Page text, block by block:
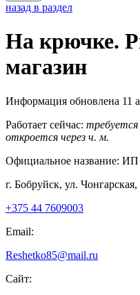
назад в раздел
На крючке.
магазин
Информация обновлена 11
Работает сейчас:
откроется через ч. м.
Официальное название: ИП
г. Бобруйск, ул. Чонгарская,
+375 44 7609003
Email:
Reshetko85@mail.ru
Сайт: